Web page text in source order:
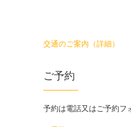
交通のご案内（詳細）
ご予約
予約は電話又はご予約フ